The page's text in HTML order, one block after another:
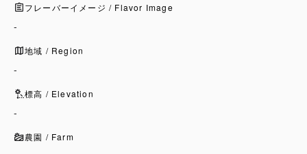
フレーバーイメージ / Flavor Image
-
地域 / Region
-
標高 / Elevation
-
農園 / Farm